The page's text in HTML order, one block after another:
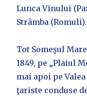
Lunca Vinului
Strâmba (Romuli).
Tot Someşul
1849, pe „Plaiul
mai apoi pe
ţariste conduse